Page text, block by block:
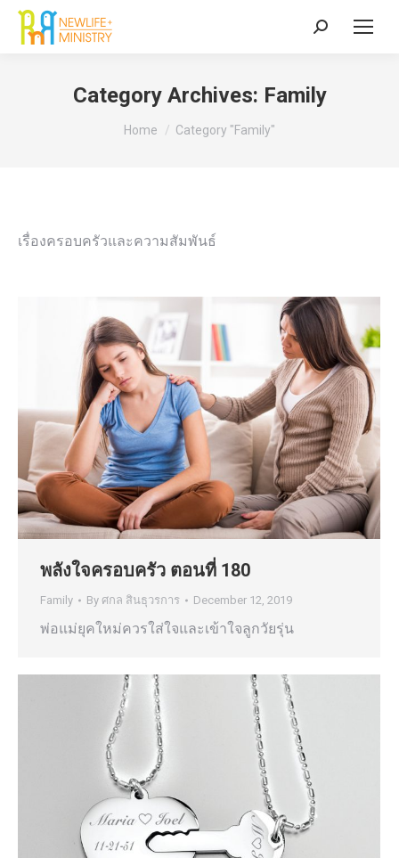
Search:
Category Archives: Family
You are here:
Home Category "Family"
เรื่องครอบครัวและความสัมพันธ์
พลังใจครอบครัว ตอนที่ 180
Family By ศกล สินธุวรการ December 12, 2019
พ่อแม่ยุคใหม่ควรใส่ใจและเข้าใจลูกวัยรุ่น